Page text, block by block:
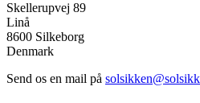
Skellerupvej 89
Linå
8600 Silkeborg
Denmark
Send os en mail på